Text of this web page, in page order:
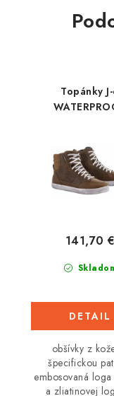
Topánky
141,70 €
DETAIL
obšívky z
špecifickou
embosovaná
a zliatinovej